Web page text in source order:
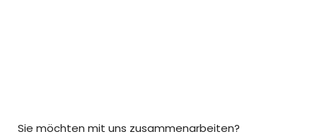
Sie möchten mit uns zusammenarbeiten?